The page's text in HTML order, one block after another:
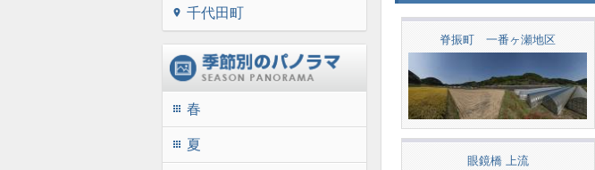
脊振町 一番ヶ瀬地区
眼鏡橋 上流
location_on 千代田町
apps 春
apps 夏